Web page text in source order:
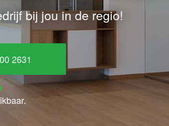
bij jou in de regio!
2631